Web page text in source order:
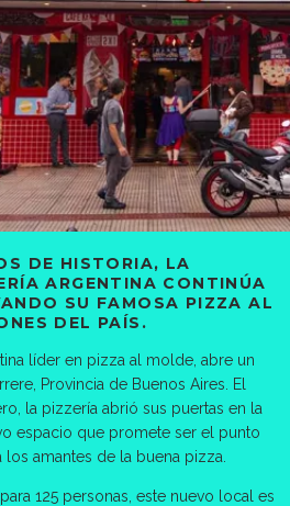
DE HISTORIA, LA
ARGENTINA CONTINÚA
SU FAMOSA PIZZA AL
DEL PAÍS.
líder en pizza al molde, abre un
Provincia de Buenos Aires. El
la pizzería abrió sus puertas en la
espacio que promete ser el punto
amantes de la buena pizza.
125 personas, este nuevo local es